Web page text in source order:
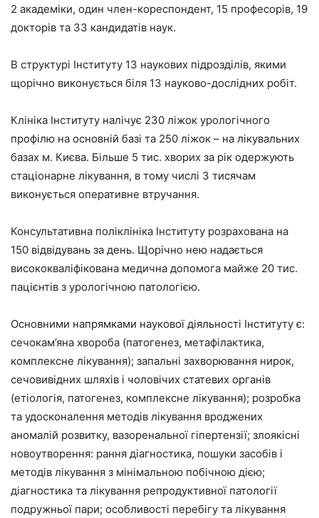
2 академіки, один член-кореспондент, 15 професорів, 19
докторів та 33 кандидатів наук.
В структурі Інституту 13 наукових підрозділів, якими
щорічно виконується біля 13 науково-дослідних робіт.
Клініка Інституту налічує 230 ліжок урологічного
профілю на основній базі та 250 ліжок – на лікувальних
базах м. Києва. Більше 5 тис. хворих за рік одержують
стаціонарне лікування, в тому числі 3 тисячам
виконується оперативне втручання.
Консультативна поліклініка Інституту розрахована на
150 відвідувань за день. Щорічно нею надається
висококваліфікована медична допомога майже 20 тис.
пацієнтів з урологічною патологією.
Основними напрямками наукової діяльності Інституту є:
сечокам’яна хвороба (патогенез, метафілактика,
комплексне лікування); запальні захворювання нирок,
сечовивідних шляхів і чоловічих статевих органів
(етіологія, патогенез, комплексне лікування); розробка
та удосконалення методів лікування вроджених
аномалій розвитку, вазоренальної гіпертензії; злоякісні
новоутворення: рання діагностика, пошуки засобів і
методів лікування з мінімальною побічною дією;
діагностика та лікування репродуктивної патології
подружньої пари; особливості перебігу та лікування